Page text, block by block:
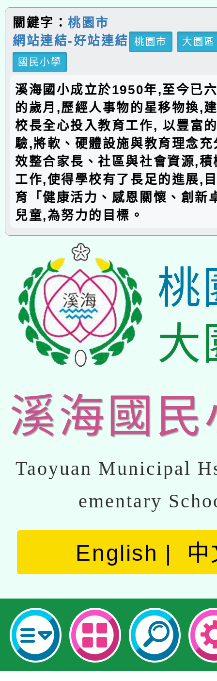
關鍵字：桃園市
網站連結-好站連結
桃園市
大園區
國民小學
溪海國小成立於1950年,至今已
的歲月,歷經人事物的星移物換,
校長全心投入教育工作, 以豐富
驗,將軟、硬體設施與教育理念
效整合家長、社區與社會資源,
工作,使得學校有了長足的進展,
育「健康活力、感恩關懷、創新
兒童,為努力的目標。
桃
大
溪海國民
Taoyuan Municipal
ementary
English 中